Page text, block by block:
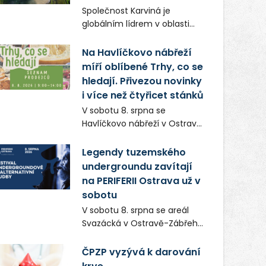
moravskoslezskou metropoli
nevybrali náhodou – její
přirozenou součástí příběhu
bývalého boxerského
šampiona Hoffa (Milan
Ondrík), jenž se po letech
vrací do světa vrcholových
zápasů, tentokrát v MMA.
Společnost Karviná je
globálním lídrem v oblasti
systémů, stabilním
zaměstnavatelem na
Karvinsku a firmou s
obrovským potenciálem.
Na Havlíčkovo nábřeží
míří oblíbené Trhy, co se
hledají. Přivezou novinky
i více než čtyřicet stánků
V sobotu 8. srpna se
Havlíčkovo nábřeží v Ostravě
vůní, chutí a poctivých
lokálních výrobků. Trhy, co se
hledají tentokrát nabídnou
více než čtyřicet pečlivě
vybraných stánků s kvalitní
gastronomií, farmářskými
produkty, designem i
Návštěvníci se mohou těšit
Legendy tuzemského
undergroundu zavítají
na PERIFERII Ostrava už v
sobotu
V sobotu 8. srpna se areál
Svazácká v Ostravě-Zábřehu
undergroundové a
alternativní hudby. Uskuteční
ČPZP vyzývá k darování